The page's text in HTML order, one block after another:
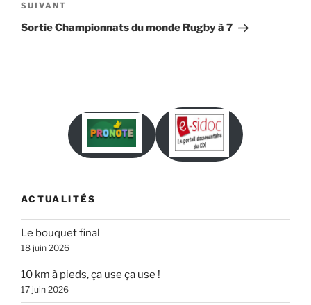
Article
suivant
SUIVANT
Sortie Championnats du monde Rugby à 7
ACTUALITÉS
Le bouquet final
18 juin 2026
10 km à pieds, ça use ça use !
17 juin 2026